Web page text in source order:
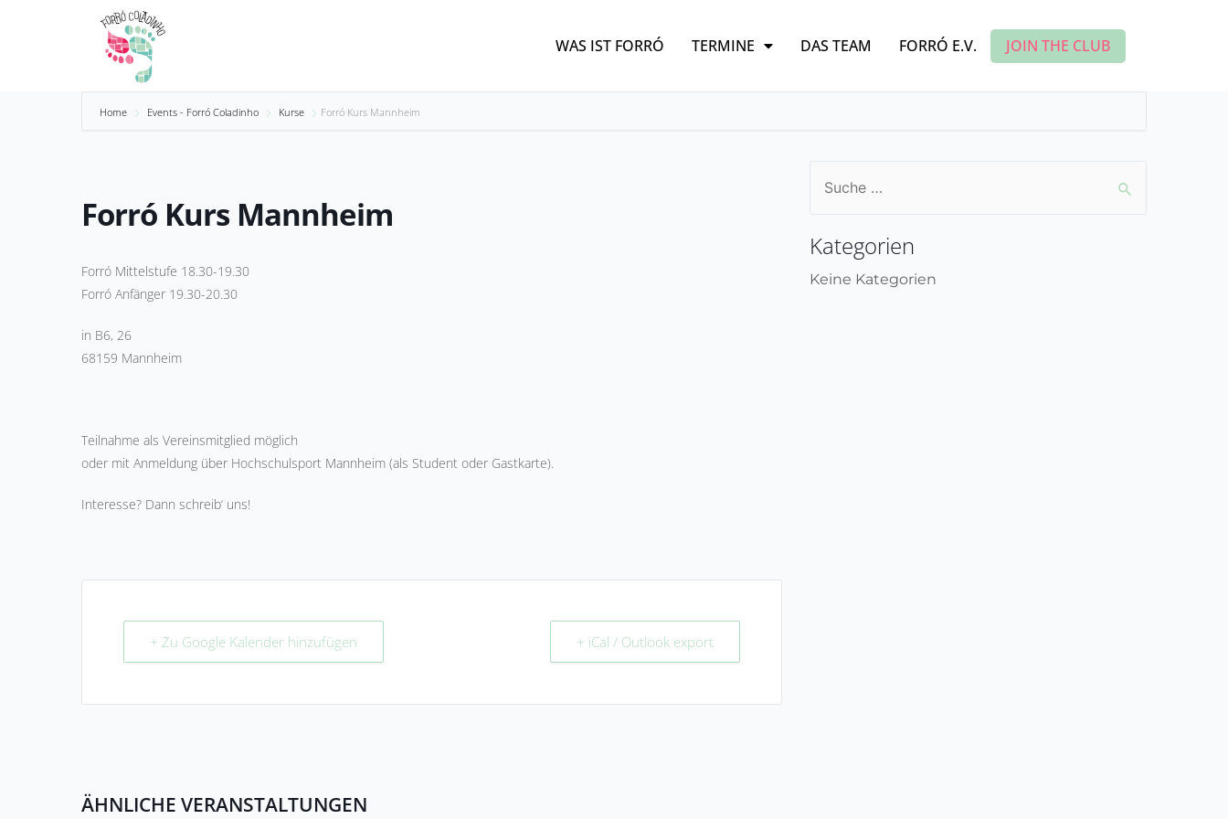
WAS IST FORRÓ TERMINE DAS TEAM FORRÓ E.V. JOIN THE CLUB
Home Events - Forró Coladinho Kurse Forró Kurs Mannheim
Forró Kurs Mannheim
Forró Mittelstufe 18.30-19.30
Forró Anfänger 19.30-20.30
in B6, 26
68159 Mannheim
Teilnahme als Vereinsmitglied möglich
oder mit Anmeldung über Hochschulsport Mannheim (als Student oder Gastkarte).
Interesse? Dann schreib‘ uns!
+ Zu Google Kalender hinzufügen + iCal / Outlook export
Suchen
nach:
Kategorien
Keine Kategorien
ÄHNLICHE VERANSTALTUNGEN